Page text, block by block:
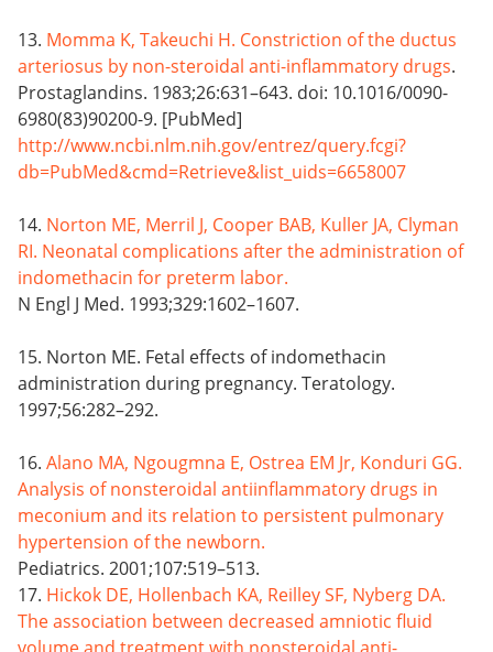
13. Momma K, Takeuchi H. Constriction of the ductus
arteriosus by non-steroidal anti-inflammatory drugs.
Prostaglandins. 1983;26:631–643. doi: 10.1016/0090-
6980(83)90200-9. [PubMed]
http://www.ncbi.nlm.nih.gov/entrez/query.fcgi?
db=PubMed&cmd=Retrieve&list_uids=6658007
14. Norton ME, Merril J, Cooper BAB, Kuller JA, Clyman
RI. Neonatal complications after the administration of
indomethacin for preterm labor.
N Engl J Med. 1993;329:1602–1607.
15. Norton ME. Fetal effects of indomethacin
administration during pregnancy. Teratology.
1997;56:282–292.
16. Alano MA, Ngougmna E, Ostrea EM Jr, Konduri GG.
Analysis of nonsteroidal antiinflammatory drugs in
meconium and its relation to persistent pulmonary
hypertension of the newborn.
Pediatrics. 2001;107:519–513.
17. Hickok DE, Hollenbach KA, Reilley SF, Nyberg DA.
The association between decreased amniotic fluid